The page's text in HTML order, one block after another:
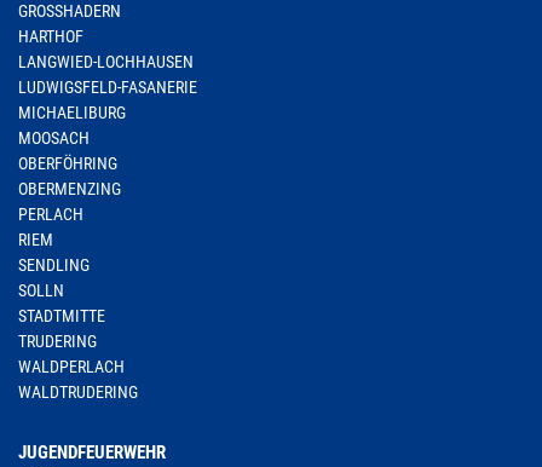
GROSSHADERN
HARTHOF
LANGWIED-LOCHHAUSEN
LUDWIGSFELD-FASANERIE
MICHAELIBURG
MOOSACH
OBERFÖHRING
OBERMENZING
PERLACH
RIEM
SENDLING
SOLLN
STADTMITTE
TRUDERING
WALDPERLACH
WALDTRUDERING
JUGENDFEUERWEHR